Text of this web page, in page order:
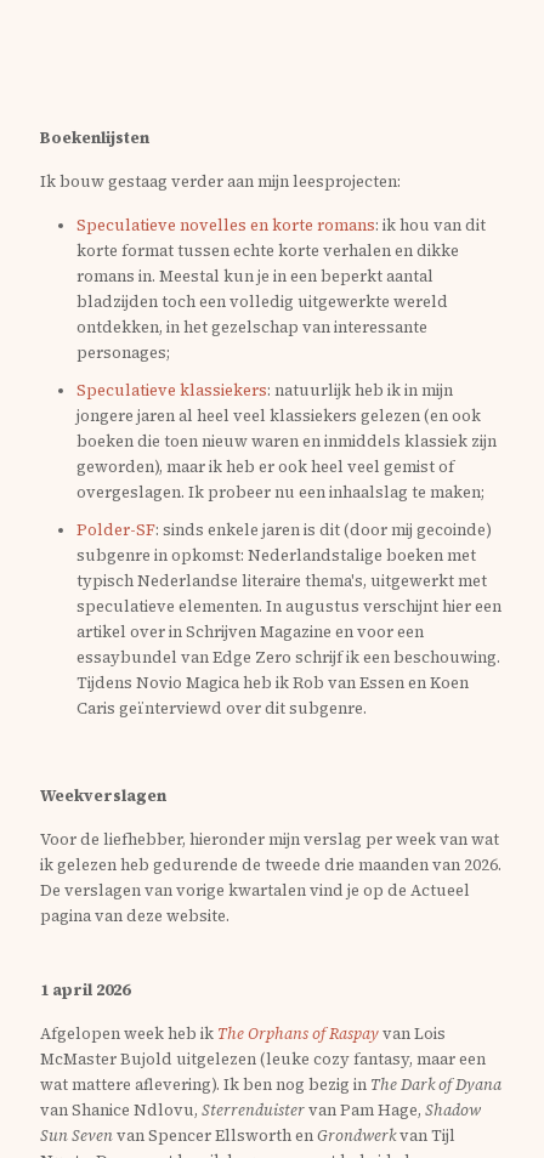
Boekenlijsten
Ik bouw gestaag verder aan mijn leesprojecten:
Speculatieve novelles en korte romans: ik hou van dit
korte format tussen echte korte verhalen en dikke
romans in. Meestal kun je in een beperkt aantal
bladzijden toch een volledig uitgewerkte wereld
ontdekken, in het gezelschap van interessante
personages;
Speculatieve klassiekers: natuurlijk heb ik in mijn
jongere jaren al heel veel klassiekers gelezen (en ook
boeken die toen nieuw waren en inmiddels klassiek zijn
geworden), maar ik heb er ook heel veel gemist of
overgeslagen. Ik probeer nu een inhaalslag te maken;
Polder-SF: sinds enkele jaren is dit (door mij gecoinde)
subgenre in opkomst: Nederlandstalige boeken met
typisch Nederlandse literaire thema's, uitgewerkt met
speculatieve elementen. In augustus verschijnt hier een
artikel over in Schrijven Magazine en voor een
essaybundel van Edge Zero schrijf ik een beschouwing.
Tijdens Novio Magica heb ik Rob van Essen en Koen
Caris geïnterviewd over dit subgenre.
Weekverslagen
Voor de liefhebber, hieronder mijn verslag per week van wat
ik gelezen heb gedurende de tweede drie maanden van 2026.
De verslagen van vorige kwartalen vind je op de Actueel
pagina van deze website.
1 april 2026
Afgelopen week heb ik The Orphans of Raspayvan Lois
McMaster Bujold uitgelezen (leuke cozy fantasy, maar een
wat mattere aflevering). Ik ben nog bezig in The Dark of Dyana
van Shanice Ndlovu, Sterrenduistervan Pam Hage, Shadow
Sun Sevenvan Spencer Ellsworth enGrondwerkvan Tijl